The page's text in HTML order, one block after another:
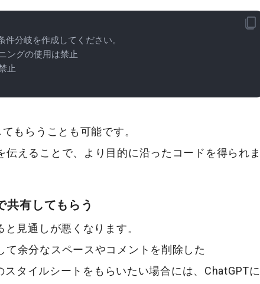
件分岐を作成してください。
ングの使用は禁止
止
もらうことも可能です。
伝えることで、より目的に沿ったコードを得られま
有してもらう
見通しが悪くなります。
て余分なスペースやコメントを削除した
スタイルシートをもらいたい場合には、ChatGPTに